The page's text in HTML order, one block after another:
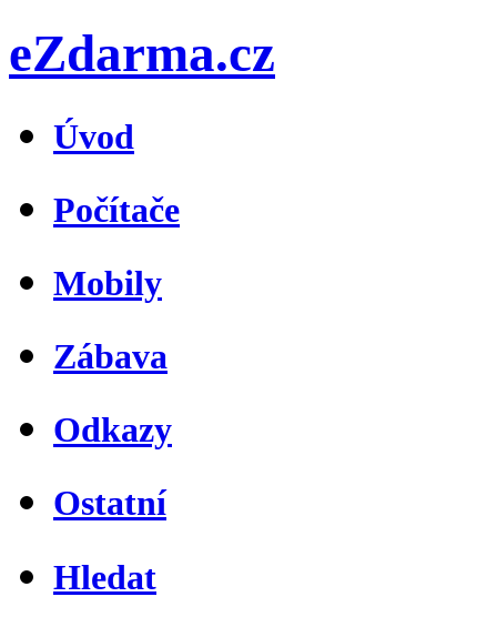
eZdarma.cz
Úvod
Počítače
Mobily
Zábava
Odkazy
Ostatní
Hledat